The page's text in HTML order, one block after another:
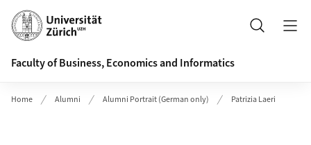
Header
Search
Faculty of Business, Economics and Informatics
Home Alumni Alumni Portrait (German only) Patrizia Laeri